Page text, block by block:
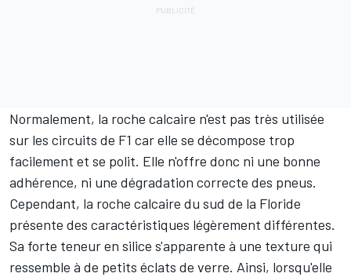
Normalement, la roche calcaire n'est pas très utilisée
sur les circuits de F1 car elle se décompose trop
facilement et se polit. Elle n'offre donc ni une bonne
adhérence, ni une dégradation correcte des pneus.
Cependant, la roche calcaire du sud de la Floride
présente des caractéristiques légèrement différentes.
Sa forte teneur en silice s'apparente à une texture qui
ressemble à de petits éclats de verre. Ainsi, lorsqu'elle